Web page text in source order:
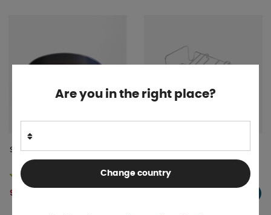
Springform Non-Stick 20cm
99 kr
FMT Grillgaller
Finns i lager
Are you in the right place?
Change country